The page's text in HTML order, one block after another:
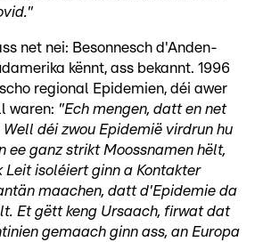
net nei: Besonnesch d'Anden-
kënnt, ass bekannt. 1996
regional Epidemien, déi awer
waren: "Ech mengen, datt en net
déi zwou Epidemië virdrun hu
ee ganz strikt Moossnamen hëlt,
isoléiert ginn a Kontakter
maachen, datt d'Epidemie da
Et gëtt keng Ursaach, firwat dat
gemaach ginn ass, an Europa